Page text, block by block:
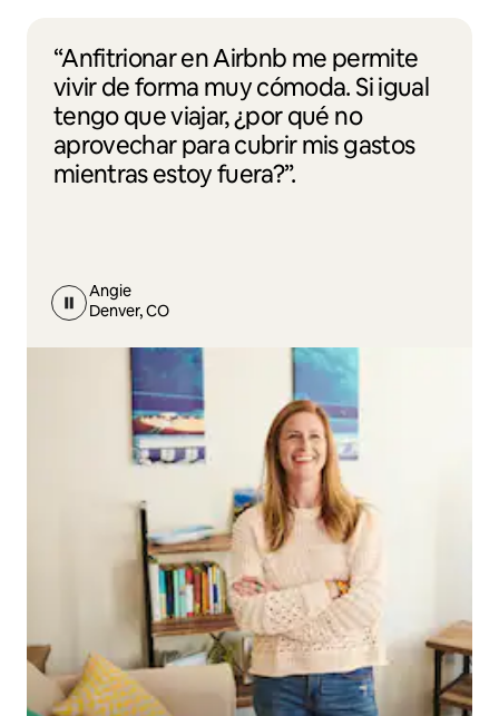
“Anfitrionar en Airbnb me permite
vivir de forma muy cómoda. Si igual
tengo que viajar, ¿por qué no
aprovechar para cubrir mis gastos
mientras estoy fuera?”.
Angie
Denver, CO